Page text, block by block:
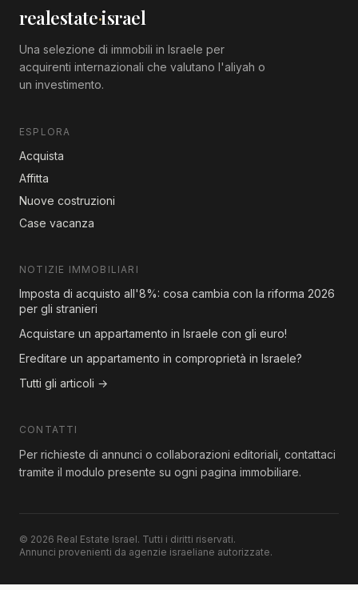
realestate·israel
Una selezione di immobili in Israele per
acquirenti internazionali che valutano l'aliyah o
un investimento.
ESPLORA
Acquista
Affitta
Nuove costruzioni
Case vacanza
NOTIZIE IMMOBILIARI
Imposta di acquisto all'8%: cosa cambia con la riforma 2026
per gli stranieri
Acquistare un appartamento in Israele con gli euro!
Ereditare un appartamento in comproprietà in Israele?
Tutti gli articoli →
CONTATTI
Per richieste di annunci o collaborazioni editoriali, contattaci
tramite il modulo presente su ogni pagina immobiliare.
© 2026 Real Estate Israel. Tutti i diritti riservati.
Annunci provenienti da agenzie israeliane autorizzate.